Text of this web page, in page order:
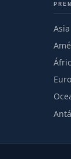
Asia